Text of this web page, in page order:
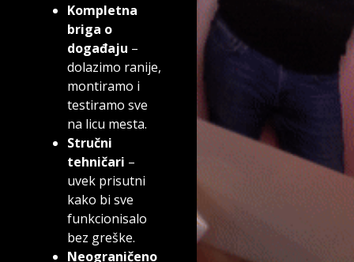
Kompletna
briga o
događaju –
dolazimo ranije,
montiramo i
testiramo sve
na licu mesta.
Stručni
tehničari –
uvek prisutni
kako bi sve
funkcionisalo
bez greške.
Neograničeno